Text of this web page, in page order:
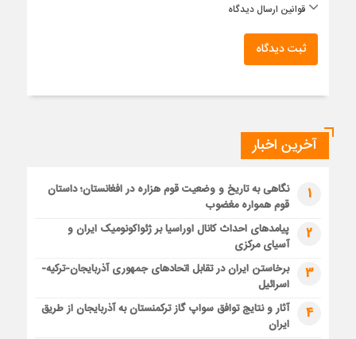
قوانین ارسال دیدگاه
ثبت دیدگاه
آخرین اخبار
1
نگاهی به تاریخ و وضعیت قوم هزاره در افغانستان؛ داستان
قوم همواره مغضوب
2
پیامدهای احداث کانال اوراسیا بر ژئواکونومیک ایران و
آسیای مرکزی
3
برخاستن ایران در تقابل اتحادهای جمهوری آذربایجان-ترکیه-
اسرائیل
4
آثار و نتایج توافق سواپ گاز ترکمنستان به آذربایجان از طریق
ایران